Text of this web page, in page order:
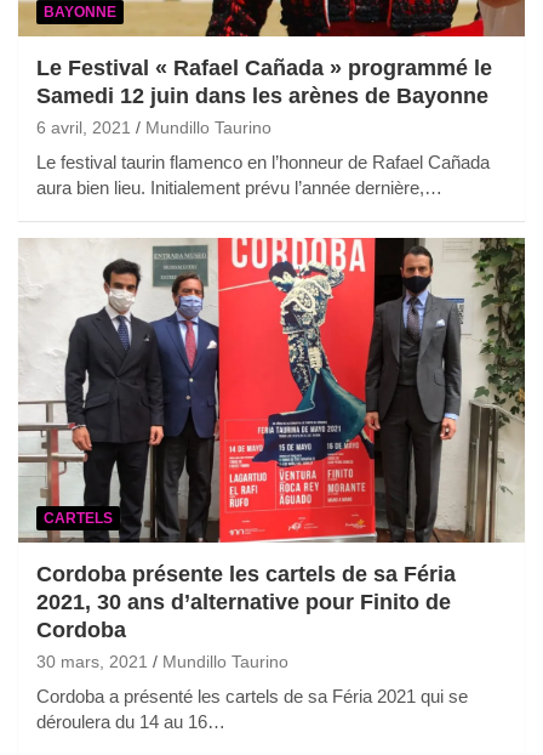
BAYONNE
Le Festival « Rafael Cañada » programmé le
Samedi 12 juin dans les arènes de Bayonne
6 avril, 2021 Mundillo Taurino
Le festival taurin flamenco en l’honneur de Rafael Cañada
aura bien lieu. Initialement prévu l’année dernière,…
CARTELS
Cordoba présente les cartels de sa Féria
2021, 30 ans d’alternative pour Finito de
Cordoba
30 mars, 2021 Mundillo Taurino
Cordoba a présenté les cartels de sa Féria 2021 qui se
déroulera du 14 au 16…